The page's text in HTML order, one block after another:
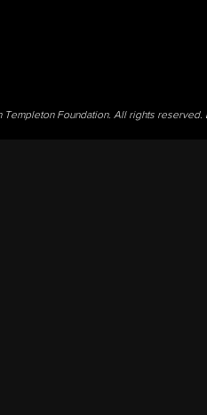
Foundation. All rights reserved.